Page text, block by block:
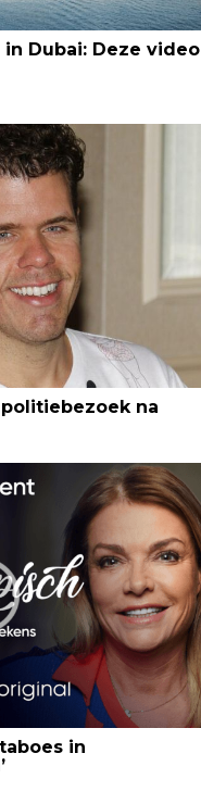
Dubai: Deze video
na
in